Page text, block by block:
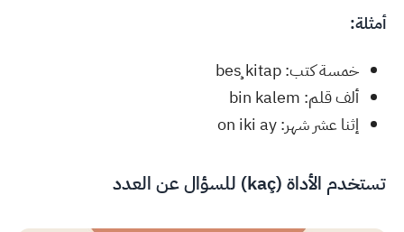
أمثلة:
خمسة كتب: beş kitap
ألف قلم: bin kalem
إثنا عشر شهر: on iki ay
تستخدم الأداة (kaç) للسؤال عن العدد